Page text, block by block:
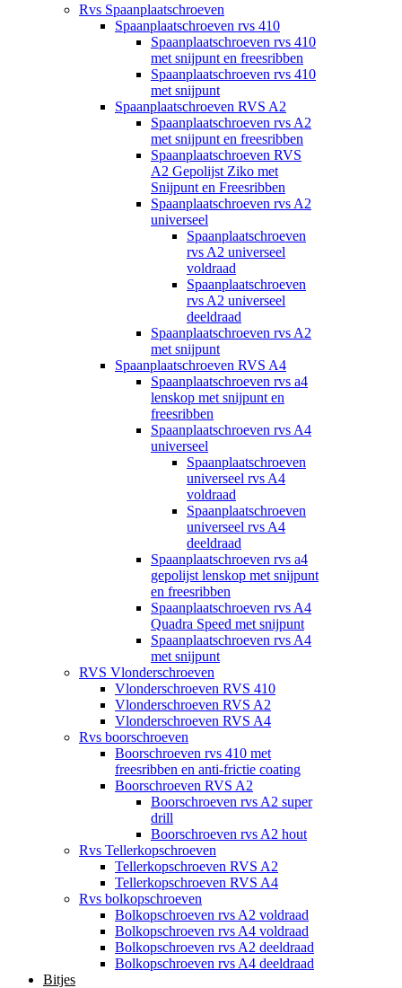
Rvs Spaanplaatschroeven
Spaanplaatschroeven rvs 410
Spaanplaatschroeven rvs 410
met snijpunt en freesribben
Spaanplaatschroeven rvs 410
met snijpunt
Spaanplaatschroeven RVS A2
Spaanplaatschroeven rvs A2
met snijpunt en freesribben
Spaanplaatschroeven RVS
A2 Gepolijst Ziko met
Snijpunt en Freesribben
Spaanplaatschroeven rvs A2
universeel
Spaanplaatschroeven
rvs A2 universeel
voldraad
Spaanplaatschroeven
rvs A2 universeel
deeldraad
Spaanplaatschroeven rvs A2
met snijpunt
Spaanplaatschroeven RVS A4
Spaanplaatschroeven rvs a4
lenskop met snijpunt en
freesribben
Spaanplaatschroeven rvs A4
universeel
Spaanplaatschroeven
universeel rvs A4
voldraad
Spaanplaatschroeven
universeel rvs A4
deeldraad
Spaanplaatschroeven rvs a4
gepolijst lenskop met snijpunt
en freesribben
Spaanplaatschroeven rvs A4
Quadra Speed met snijpunt
Spaanplaatschroeven rvs A4
met snijpunt
RVS Vlonderschroeven
Vlonderschroeven RVS 410
Vlonderschroeven RVS A2
Vlonderschroeven RVS A4
Rvs boorschroeven
Boorschroeven rvs 410 met
freesribben en anti-frictie coating
Boorschroeven RVS A2
Boorschroeven rvs A2 super
drill
Boorschroeven rvs A2 hout
Rvs Tellerkopschroeven
Tellerkopschroeven RVS A2
Tellerkopschroeven RVS A4
Rvs bolkopschroeven
Bolkopschroeven rvs A2 voldraad
Bolkopschroeven rvs A4 voldraad
Bolkopschroeven rvs A2 deeldraad
Bolkopschroeven rvs A4 deeldraad
Bitjes